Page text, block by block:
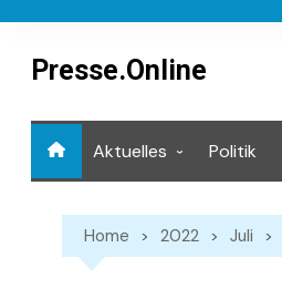
contentPresse.Online
Aktuelles Politik
Home 2022 Juli